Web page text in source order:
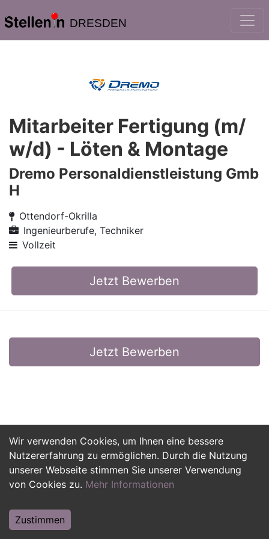
DRESDEN
Wir verwenden Cookies, um Ihnen eine bessere
Nutzererfahrung zu ermöglichen. Durch die Nutzung
unserer Webseite stimmen Sie unserer Verwendung
von Cookies zu. Mehr Informationen
Zustimmen
Mitarbeiter Fertigung (m/
w/d) - Löten & Montage
Dremo Personaldienstleistung Gmb
H
Ottendorf-Okrilla
Ingenieurberufe, Techniker
Vollzeit
Jetzt Bewerben
Jetzt Bewerben